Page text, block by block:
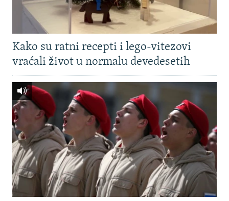
Kako su ratni recepti i lego-vitezovi
vraćali život u normalu devedesetih